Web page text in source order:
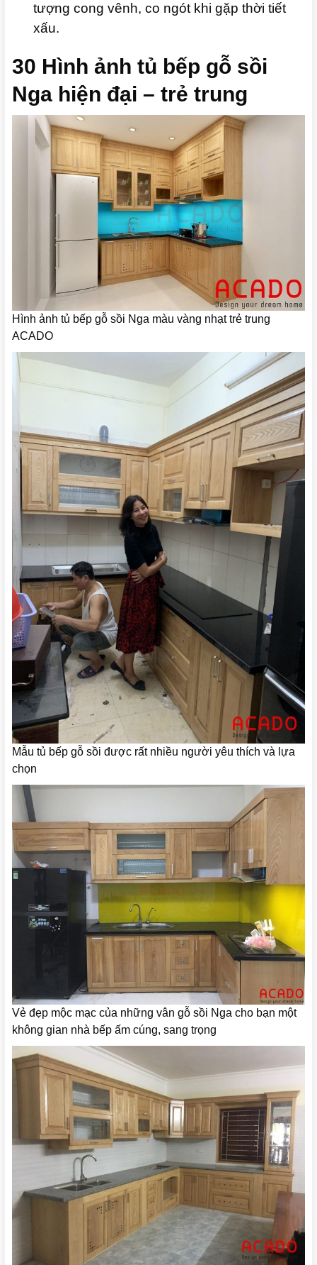
tượng cong vênh, co ngót khi gặp thời tiết
xấu.
30 Hình ảnh tủ bếp gỗ sồi
Nga hiện đại – trẻ trung
Hình ảnh tủ bếp gỗ sồi Nga màu vàng nhạt trẻ trung
ACADO
Mẫu tủ bếp gỗ sồi được rất nhiều người yêu thích và lựa
chọn
Vẻ đẹp mộc mạc của những vân gỗ sồi Nga cho bạn một
không gian nhà bếp ấm cúng, sang trọng